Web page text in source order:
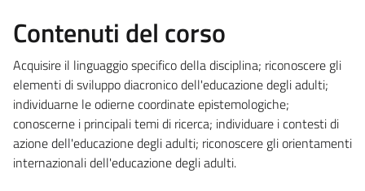
Contenuti del corso
Acquisire il linguaggio specifico della disciplina; riconoscere gli
elementi di sviluppo diacronico dell'educazione degli adulti;
individuarne le odierne coordinate epistemologiche;
conoscerne i principali temi di ricerca; individuare i contesti di
azione dell'educazione degli adulti; riconoscere gli orientamenti
internazionali dell'educazione degli adulti.